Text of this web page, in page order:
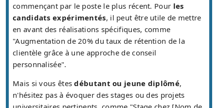
commençant par le poste le plus récent. Pour les
candidats expérimentés, il peut être utile de mettre
en avant des réalisations spécifiques, comme
"Augmentation de 20% du taux de rétention de la
clientèle grâce à une approche de conseil
personnalisée".
Mais si vous êtesdébutant ou jeune diplômé,
n'hésitez pas à évoquer des stages ou des projets